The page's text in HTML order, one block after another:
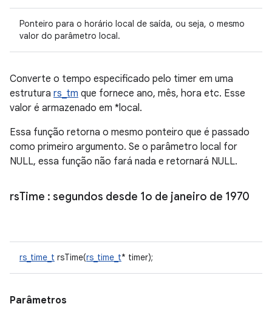
Ponteiro para o horário local de saída, ou seja, o mesmo
valor do parâmetro local.
Converte o tempo especificado pelo timer em uma
estrutura rs_tm que fornece ano, mês, hora etc. Esse
valor é armazenado em *local.
Essa função retorna o mesmo ponteiro que é passado
como primeiro argumento. Se o parâmetro local for
NULL, essa função não fará nada e retornará NULL.
rsTime : segundos desde 1o de janeiro de 1970
rs_time_t rsTime(rs_time_t* timer);
Parâmetros